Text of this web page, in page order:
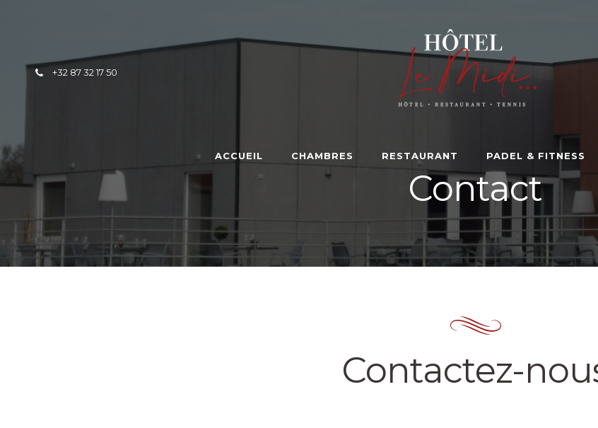
+32 87 32 17 50
ACCUEIL CHAMBRES RESTAURANT PADEL & FITNESS
Contact
Contactez-